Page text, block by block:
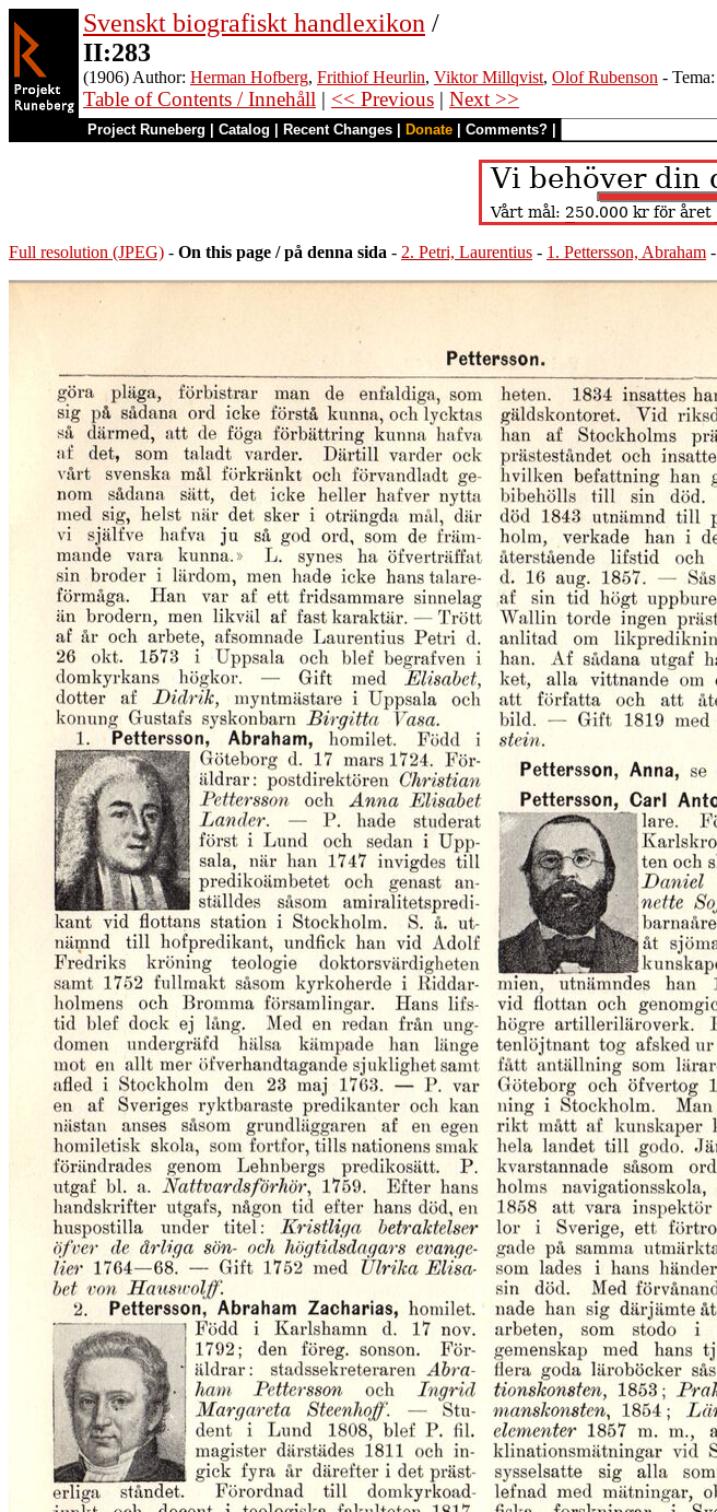
Svenskt biografiskt handlexikon /
II:283
(1906) Author: Herman Hofberg, Frithiof Heurlin, Viktor Millqvist, Olof Rubenson - Tema:
Table of Contents / Innehåll | << Previous | Next >>
Project Runeberg Catalog Recent Changes Donate Comments?
Full resolution (JPEG) - On this page / på denna sida - 2. Petri, Laurentius - 1. Pettersson, Abraham -